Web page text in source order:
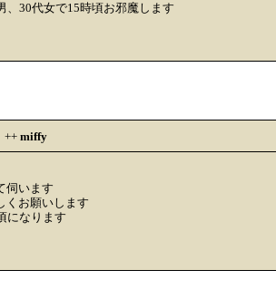
、30代女で15時頃お邪魔します
++ miffy
伺います
くお願いします
になります